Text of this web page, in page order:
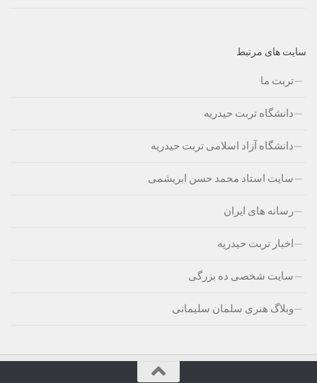
سایت های مرتبط
تربت ما
دانشگاه تربت حیدریه
دانشگاه آزاد اسلامی تربت حیدریه
سایت استاد محمد حسن ابریشمی
رسانه های ایران
اخبار تربت حیدریه
سایت شخصی ده بزرگی
وبلاگ هنری سلمان سلیمانی